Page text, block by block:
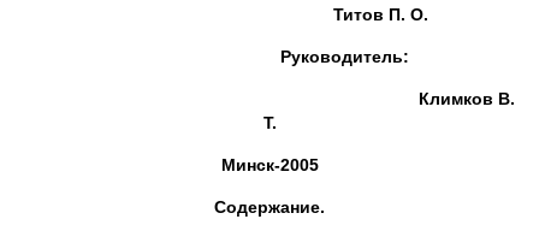
Титов П. О.
Руководитель:
Климков В.
Т.
Минск-2005
Содержание.